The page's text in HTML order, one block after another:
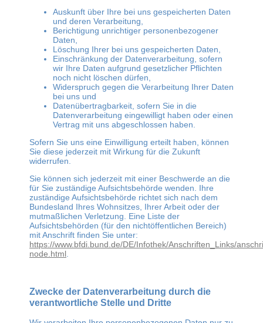
Auskunft über Ihre bei uns gespeicherten Daten
und deren Verarbeitung,
Berichtigung unrichtiger personenbezogener
Daten,
Löschung Ihrer bei uns gespeicherten Daten,
Einschränkung der Datenverarbeitung, sofern
wir Ihre Daten aufgrund gesetzlicher Pflichten
noch nicht löschen dürfen,
Widerspruch gegen die Verarbeitung Ihrer Daten
bei uns und
Datenübertragbarkeit, sofern Sie in die
Datenverarbeitung eingewilligt haben oder einen
Vertrag mit uns abgeschlossen haben.
Sofern Sie uns eine Einwilligung erteilt haben, können
Sie diese jederzeit mit Wirkung für die Zukunft
widerrufen.
Sie können sich jederzeit mit einer Beschwerde an die
für Sie zuständige Aufsichtsbehörde wenden. Ihre
zuständige Aufsichtsbehörde richtet sich nach dem
Bundesland Ihres Wohnsitzes, Ihrer Arbeit oder der
mutmaßlichen Verletzung. Eine Liste der
Aufsichtsbehörden (für den nichtöffentlichen Bereich)
mit Anschrift finden Sie unter:
https://www.bfdi.bund.de/DE/Infothek/Anschriften_Links/
node.html.
Zwecke der Datenverarbeitung durch die
verantwortliche Stelle und Dritte